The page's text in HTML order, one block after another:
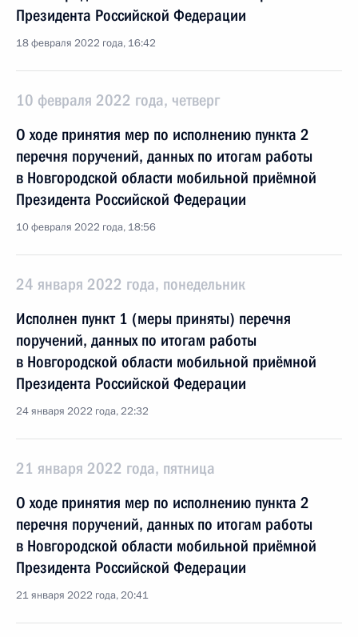
Президента Российской Федерации
18 февраля 2022 года, 16:42
10 февраля 2022 года, четверг
О ходе принятия мер по исполнению пункта 2
перечня поручений, данных по итогам работы
в Новгородской области мобильной приёмной
Президента Российской Федерации
10 февраля 2022 года, 18:56
24 января 2022 года, понедельник
Исполнен пункт 1 (меры приняты) перечня
поручений, данных по итогам работы
в Новгородской области мобильной приёмной
Президента Российской Федерации
24 января 2022 года, 22:32
21 января 2022 года, пятница
О ходе принятия мер по исполнению пункта 2
перечня поручений, данных по итогам работы
в Новгородской области мобильной приёмной
Президента Российской Федерации
21 января 2022 года, 20:41